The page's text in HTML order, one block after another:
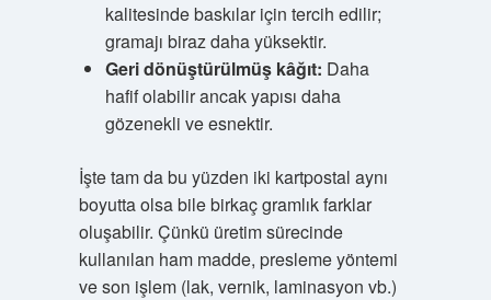
kalitesinde baskılar için tercih edilir;
gramajı biraz daha yüksektir.
Geri dönüştürülmüş kâğıt: Daha
hafif olabilir ancak yapısı daha
gözenekli ve esnektir.
İşte tam da bu yüzden iki kartpostal aynı
boyutta olsa bile birkaç gramlık farklar
oluşabilir. Çünkü üretim sürecinde
kullanılan ham madde, presleme yöntemi
ve son işlem (lak, vernik, laminasyon vb.)